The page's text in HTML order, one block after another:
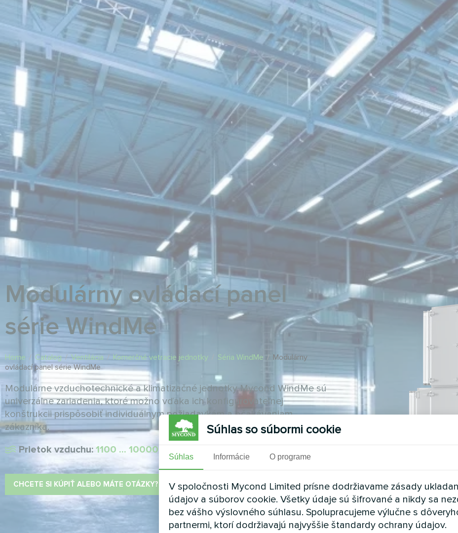
Modulárny ovládací panel
série WindMe
Home / Catalog / Ventilácia / Komerčné vetracie jednotky Séria WindMe / Modulárny
ovládací panel série WindMe
Modulárne vzduchotechnické a klimatizačné jednotky Mycond WindMe sú
univerzálne zariadenia, ktoré možno vďaka ich konfigurovateľnej
konštrukcii prispôsobiť individuálnym požiadavkám a očakávaniam
zákazníka.
Prietok vzduchu: 1100 ... 100000 m3/h
CHCETE SI KÚPIŤ ALEBO MÁTE OTÁZKY?
Súhlas so súbormi cookie
Súhlas Informácie O programe
V spoločnosti Mycond Limited prísne dodržiavame zásady
údajov a súborov cookie. Všetky údaje sú šifrované a nikdy sa
bez vášho výslovného súhlasu. Spolupracujeme výlučne s
partnermi, ktorí dodržiavajú najvyššie štandardy ochrany údajov.